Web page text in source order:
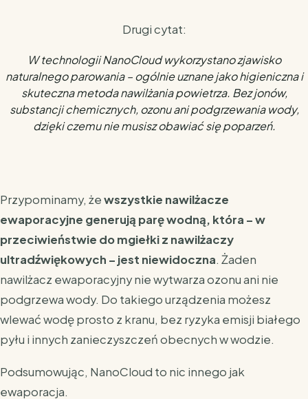
Drugi cytat:
W technologii NanoCloud wykorzystano zjawisko
naturalnego parowania – ogólnie uznane jako higieniczna i
skuteczna metoda nawilżania powietrza. Bez jonów,
substancji chemicznych, ozonu ani podgrzewania wody,
dzięki czemu nie musisz obawiać się poparzeń.
Przypominamy, żewszystkie nawilżacze
ewaporacyjne generują parę wodną, która – w
przeciwieństwie do mgiełki z nawilżaczy
ultradźwiękowych – jest niewidoczna. Żaden
nawilżacz ewaporacyjny nie wytwarza ozonu ani nie
podgrzewa wody. Do takiego urządzenia możesz
wlewać wodę prosto z kranu, bez ryzyka emisji białego
pyłu i innych zanieczyszczeń obecnych w wodzie.
Podsumowując, NanoCloud to nic innego jak
ewaporacja.